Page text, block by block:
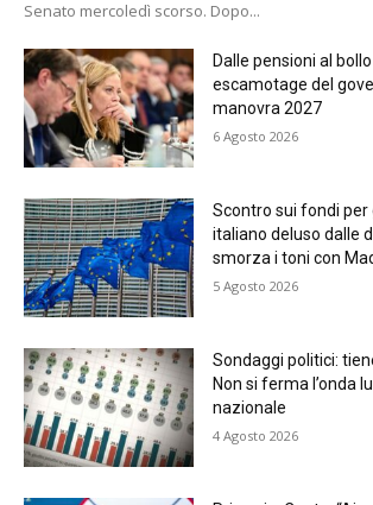
Senato mercoledì scorso. Dopo...
Dalle pensioni al
escamotage del
manovra 2027
6 Agosto 2026
Scontro sui fondi per
italiano deluso dalle
smorza i toni con
5 Agosto 2026
Sondaggi politici:
Non si ferma l’onda
nazionale
4 Agosto 2026